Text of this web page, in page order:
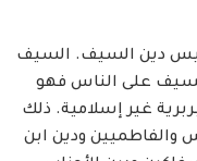
دين السيف. السيف
على الناس فهو
غير إسلامية. ذلك
والفاطميين ودين ابن